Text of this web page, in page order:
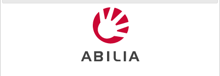
Skaff produktet
Rekkeviddeforlenger for bruk med IOR.